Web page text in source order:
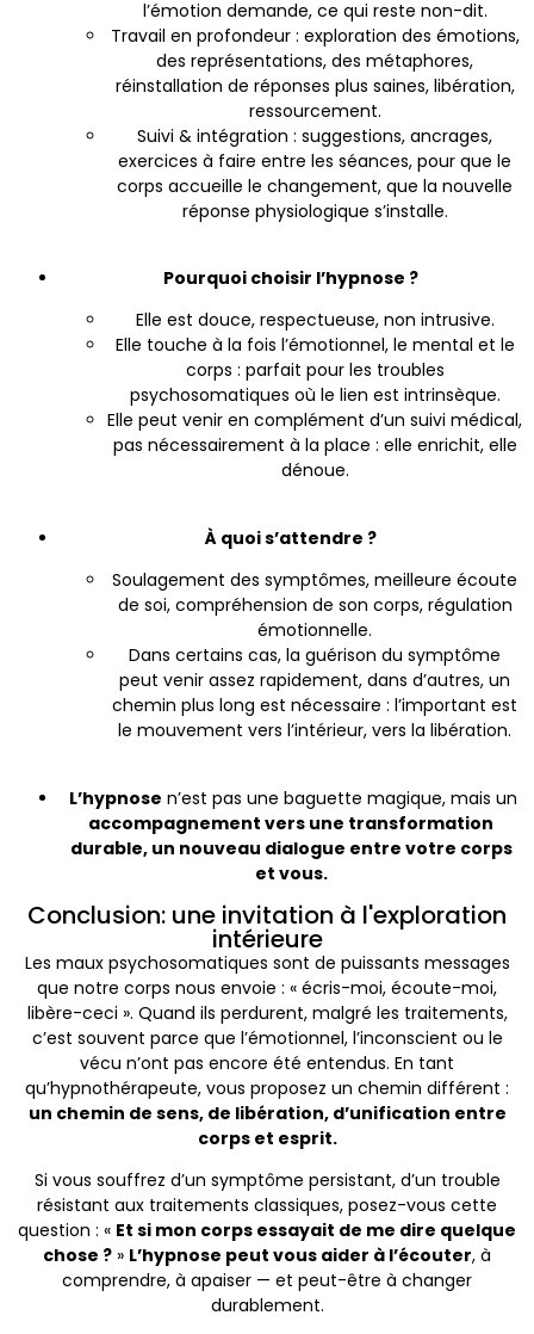
l’émotion demande, ce qui reste non-dit.
Travail en profondeur : exploration des émotions,
des représentations, des métaphores,
réinstallation de réponses plus saines, libération,
ressourcement.
Suivi & intégration : suggestions, ancrages,
exercices à faire entre les séances, pour que le
corps accueille le changement, que la nouvelle
réponse physiologique s’installe.
Pourquoi choisir l’hypnose ?
Elle est douce, respectueuse, non intrusive.
Elle touche à la fois l’émotionnel, le mental et le
corps : parfait pour les troubles
psychosomatiques où le lien est intrinsèque.
Elle peut venir en complément d’un suivi médical,
pas nécessairement à la place : elle enrichit, elle
dénoue.
À quoi s’attendre ?
Soulagement des symptômes, meilleure écoute
de soi, compréhension de son corps, régulation
émotionnelle.
Dans certains cas, la guérison du symptôme
peut venir assez rapidement, dans d’autres, un
chemin plus long est nécessaire : l’important est
le mouvement vers l’intérieur, vers la libération.
L’hypnose n’est pas une baguette magique, mais un
accompagnement vers une transformation
durable, un nouveau dialogue entre votre corps
et vous.
Conclusion: une invitation à l'exploration
intérieure
Les maux psychosomatiques sont de puissants messages
que notre corps nous envoie : « écris-moi, écoute-moi,
libère-ceci ». Quand ils perdurent, malgré les traitements,
c’est souvent parce que l’émotionnel, l’inconscient ou le
vécu n’ont pas encore été entendus. En tant
qu’hypnothérapeute, vous proposez un chemin différent :
un chemin de sens, de libération, d’unification entre
corps et esprit.
Si vous souffrez d’un symptôme persistant, d’un trouble
résistant aux traitements classiques, posez-vous cette
question : « Et si mon corps essayait de me dire quelque
chose ? » L’hypnose peut vous aider à l’écouter, à
comprendre, à apaiser — et peut-être à changer
durablement.